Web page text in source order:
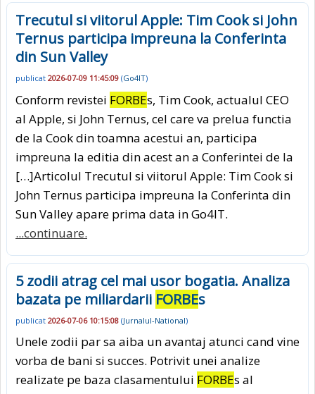
Trecutul si viitorul Apple: Tim Cook si John
Ternus participa impreuna la Conferinta
din Sun Valley
publicat 2026-07-09 11:45:09 (Go4IT)
Conform revistei FORBEs, Tim Cook, actualul CEO
al Apple, si John Ternus, cel care va prelua functia
de la Cook din toamna acestui an, participa
impreuna la editia din acest an a Conferintei de la
[…]Articolul Trecutul si viitorul Apple: Tim Cook si
John Ternus participa impreuna la Conferinta din
Sun Valley apare prima data in Go4IT.
...continuare.
5 zodii atrag cel mai usor bogatia. Analiza
bazata pe miliardarii FORBEs
publicat 2026-07-06 10:15:08 (Jurnalul-National)
Unele zodii par sa aiba un avantaj atunci cand vine
vorba de bani si succes. Potrivit unei analize
realizate pe baza clasamentului FORBEs al